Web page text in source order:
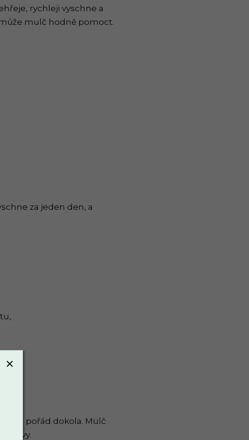
rychleji vyschne a
mulč hodně pomoct.
za jeden den, a
pořád dokola. Mulč